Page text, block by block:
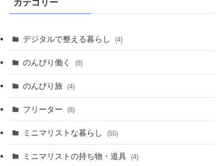
カテゴリー
デジタルで整える暮らし (4)
のんびり働く (8)
のんびり旅 (4)
フリーター (8)
ミニマリストな暮らし (55)
ミニマリストの持ち物・道具 (4)